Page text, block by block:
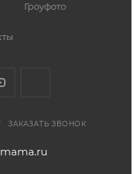
Гроуфото
ЗАКАЗАТЬ ЗВОНОК